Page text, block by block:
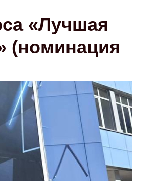
«Лучшая
(номинация